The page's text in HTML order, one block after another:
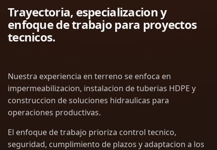
Trayectoria, especializacion y
enfoque de trabajo para proyectos
tecnicos.
Nuestra experiencia en terreno se enfoca en
impermeabilizacion, instalacion de tuberias HDPE y
construccion de soluciones hidraulicas para
operaciones productivas.
El enfoque de trabajo prioriza control tecnico,
seguridad, cumplimiento de plazos y adaptacion a los